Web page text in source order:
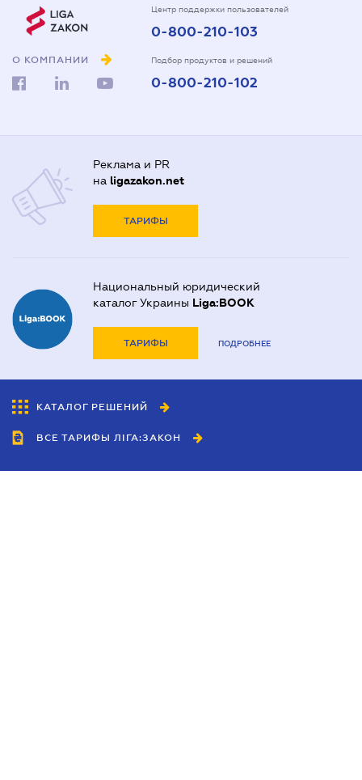
О КОМПАНИИ
Центр поддержки пользователей
0-800-210-103
Подбор продуктов и решений
0-800-210-102
Реклама и PR
на ligazakon.net
ТАРИФЫ
Национальный юридический
каталог Украины Liga:BOOK
ТАРИФЫ ПОДРОБНЕЕ
КАТАЛОГ РЕШЕНИЙ
ВСЕ ТАРИФЫ ЛІГА:ЗАКОН